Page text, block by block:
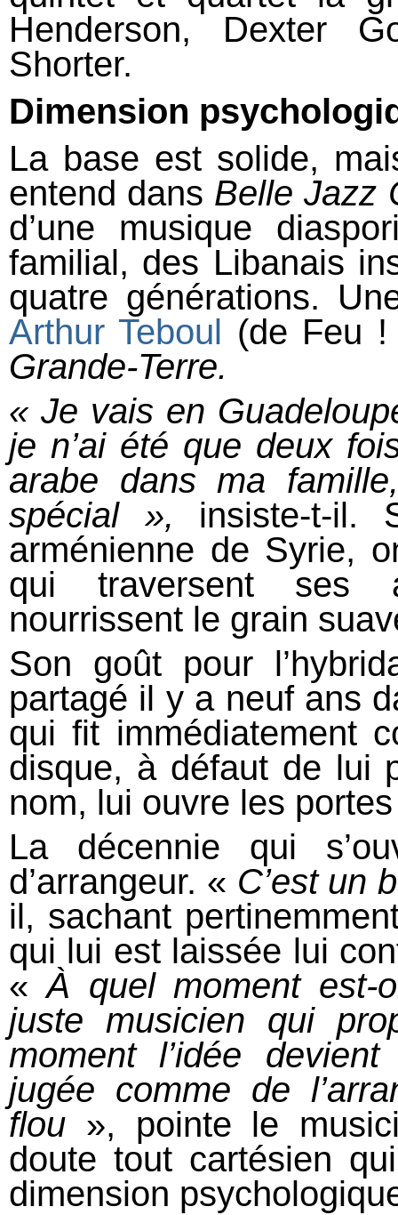
Henderson, Dexter
Shorter.
Dimension
La base est solide,
entend dans Belle Jazz
d’une musique
familial, des Libanais
quatre générations.
Arthur Teboul (de Feu !
Grande-Terre.
« Je vais en
je n’ai été que deux
arabe dans ma
spécial
», insiste-t-il.
arménienne de Syrie,
qui traversent ses
nourrissent le grain
Son goût pour
partagé il y a neuf ans
qui fit immédiatement
disque, à défaut de lui
nom, lui ouvre les
La décennie qui
d’arrangeur. « C’est un
il, sachant
qui lui est laissée lui
«À quel moment est-
juste musicien qui
moment l’idée
jugée comme de
flou », pointe le
doute tout cartésien
dimension